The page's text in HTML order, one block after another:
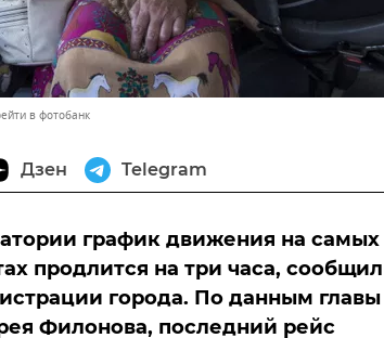
в фотобанк
Дзен Telegram
график движения на самых
продлится на три часа,
города. По данным главы
Филонова, последний рейс